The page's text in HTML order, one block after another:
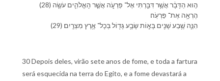
(28) ה֣וּא הַ⁠דָּבָ֔ר אֲשֶׁ֥ר דִּבַּ֖רְתִּי אֶל־ פַּרְעֹ֑ה אֲשֶׁ֧ר הָ⁠אֱלֹהִ֛ים עֹשֶׂ֖ה
הֶרְאָ֥ה אֶת־ פַּרְעֹֽה׃
(29) הִנֵּ֛ה שֶׁ֥בַע שָׁנִ֖ים בָּא֑וֹת שָׂבָ֥ע גָּד֖וֹל בְּ⁠כָל־ אֶ֥רֶץ מִצְרָֽיִם׃
30 Depois deles, virão sete anos de fome, e toda a fartura
será esquecida na terra do Egito, e a fome devastará a